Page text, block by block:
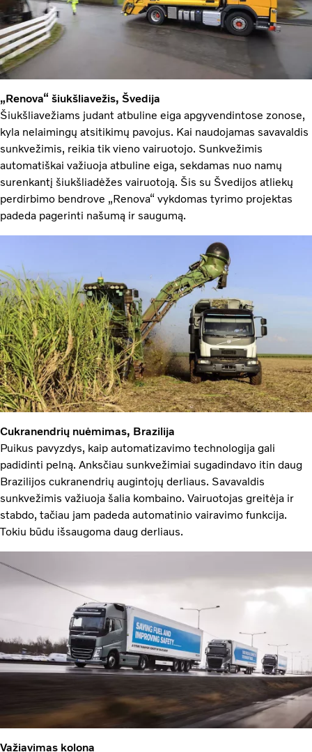
„Renova“ šiukšliavežis, Švedija
Šiukšliavežiams judant atbuline eiga apgyvendintose zonose,
kyla nelaimingų atsitikimų pavojus. Kai naudojamas savavaldis
sunkvežimis, reikia tik vieno vairuotojo. Sunkvežimis
automatiškai važiuoja atbuline eiga, sekdamas nuo namų
surenkantį šiukšliadėžes vairuotoją. Šis su Švedijos atliekų
perdirbimo bendrove „Renova“ vykdomas tyrimo projektas
padeda pagerinti našumą ir saugumą.
Cukranendrių nuėmimas, Brazilija
Puikus pavyzdys, kaip automatizavimo technologija gali
padidinti pelną. Anksčiau sunkvežimiai sugadindavo itin daug
Brazilijos cukranendrių augintojų derliaus. Savavaldis
sunkvežimis važiuoja šalia kombaino. Vairuotojas greitėja ir
stabdo, tačiau jam padeda automatinio vairavimo funkcija.
Tokiu būdu išsaugoma daug derliaus.
Važiavimas kolona